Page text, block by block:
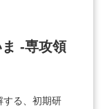
ま -専攻領
する、初期研